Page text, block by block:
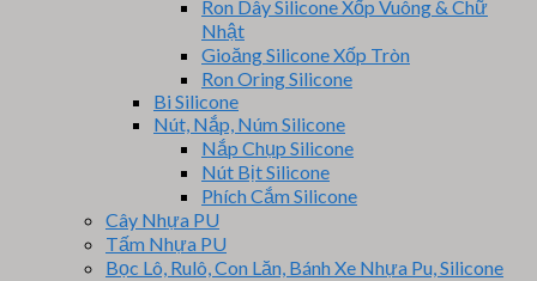
Ron Dây Silicone Xốp Vuông & Chữ
Nhật
Gioăng Silicone Xốp Tròn
Ron Oring Silicone
Bi Silicone
Nút, Nắp, Núm Silicone
Nắp Chụp Silicone
Nút Bịt Silicone
Phích Cắm Silicone
Cây Nhựa PU
Tấm Nhựa PU
Bọc Lô, Rulô, Con Lăn, Bánh Xe Nhựa Pu, Silicone